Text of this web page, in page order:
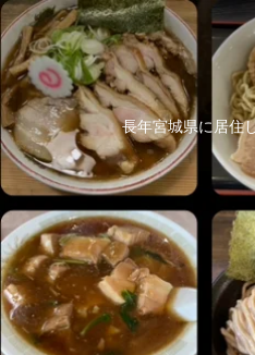
長年宮城県に居住